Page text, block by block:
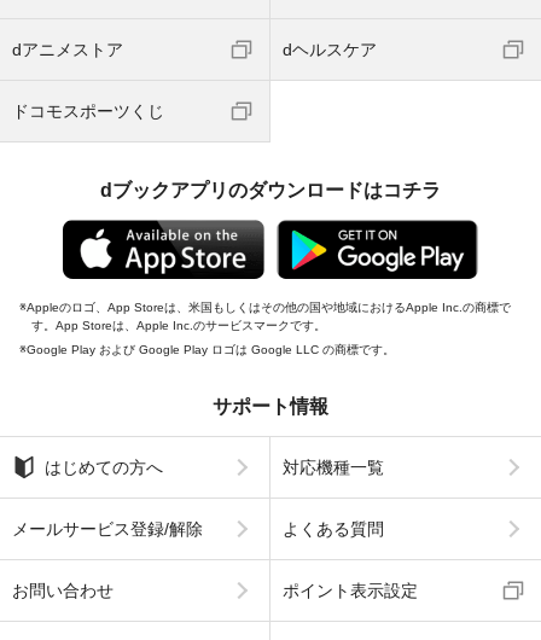
dアニメストア dヘルスケア
ドコモスポーツくじ
dブックアプリのダウンロードはコチラ
Appleのロゴ、App Storeは、米国もしくはその他の国や地域におけるApple Inc.の商標で
す。App Storeは、Apple Inc.のサービスマークです。
Google Play および Google Play ロゴは Google LLC の商標です。
サポート情報
はじめての方へ 対応機種一覧
メールサービス登録/解除 よくある質問
お問い合わせ ポイント表示設定